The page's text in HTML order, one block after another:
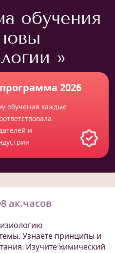
обучения
»
2026
обучения каждые
и
8 ак.часов
Узнаете принципы и
Изучите химический